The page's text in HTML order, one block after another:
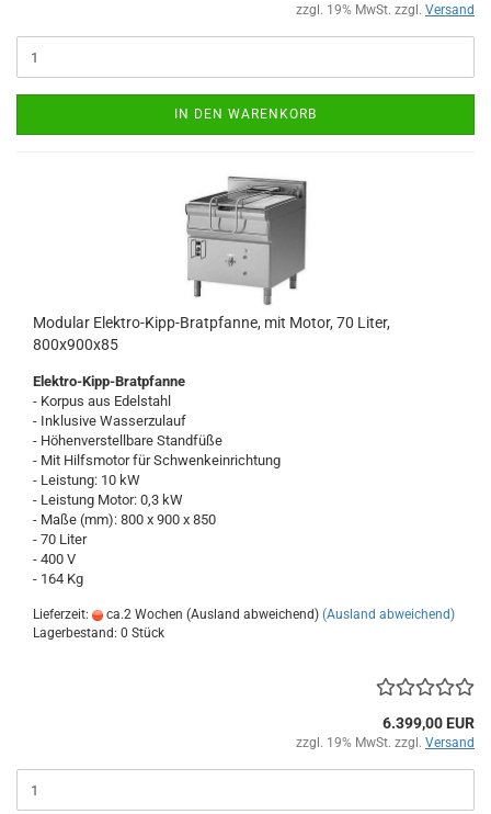
zzgl. 19% MwSt. zzgl. Versand
IN DEN WARENKORB
Modular Elektro-Kipp-Bratpfanne, mit Motor, 70 Liter,
800x900x85
Elektro-Kipp-Bratpfanne
- Korpus aus Edelstahl
- Inklusive Wasserzulauf
- Höhenverstellbare Standfüße
- Mit Hilfsmotor für Schwenkeinrichtung
- Leistung: 10 kW
- Leistung Motor: 0,3 kW
- Maße (mm): 800 x 900 x 850
- 70 Liter
- 400 V
- 164 Kg
Lieferzeit: ca.2 Wochen (Ausland abweichend) (Ausland abweichend)
Lagerbestand: 0 Stück
6.399,00 EUR
zzgl. 19% MwSt. zzgl. Versand